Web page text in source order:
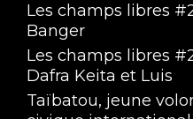
Ma Nénette Carbure
Feb 23, 2026 • 1:28:59
Les champs libres
Banger
Les champs libres
Dafra Keita et Luis
Taïbatou, jeune